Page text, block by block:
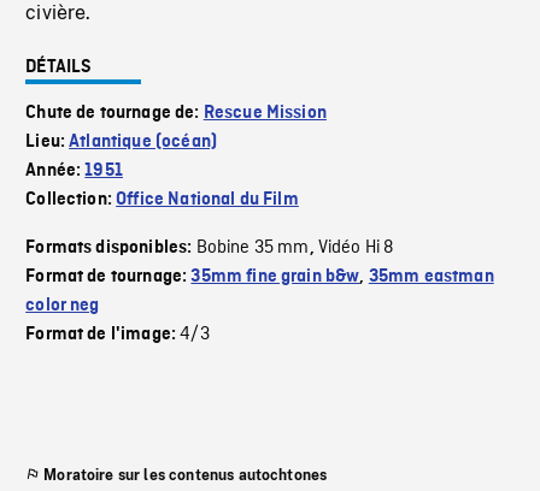
civière.
DÉTAILS
Chute de tournage de: Rescue Mission
Lieu:Atlantique (océan)
Année:1951
Collection:Office National du Film
Formats disponibles: Bobine 35 mm, Vidéo Hi 8
Format de tournage:35mm fine grain b&w, 35mm eastman
color neg
Format de l'image:4/3
Moratoire sur les contenus autochtones